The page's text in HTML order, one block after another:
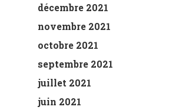
décembre 2021
novembre 2021
octobre 2021
septembre 2021
juillet 2021
juin 2021